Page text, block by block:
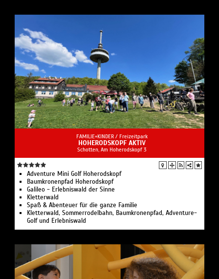
befindet, unweigerlich dem Tod gegenüberstehen und
die eigene Seele für immer verlieren. Schafft Ihr es,
rechtzeitig aus dem Kerker zu entkommen oder teilt
Ihr in einer Stunde das selbe Schicksal des Earl M.?
FAMILIE+KINDER / Freizeitpark
HOHERODSKOPF AKTIV
Schotten, Am Hoherodskopf 3
Adventure Mini Golf Hoherodskopf
Baumkronenpfad Hoherodskopf
Galileo - Erlebniswald der Sinne
Kletterwald
Spaß & Abenteuer für die ganze Familie
Kletterwald, Sommerrodelbahn, Baumkronenpfad, Adventure-
Golf und Erlebniswald